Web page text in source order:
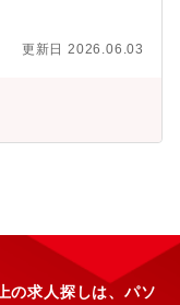
務の魅力】・エン
し海外拠点やお客
関わる翻訳を数多く
し・推進・実施・毎
せる施策の企画推
くために、いくつ
を測定【働き方】■
全社平均)【中途社
歳・前職平均年
更新日 2026.06.03
の求人探しは、パソ